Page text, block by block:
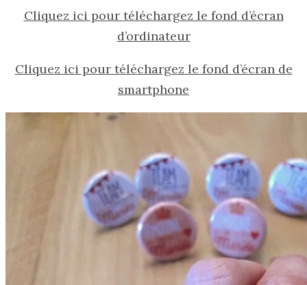
Cliquez ici pour téléchargez le fond d’écran
d’ordinateur
Cliquez ici pour téléchargez le fond d’écran de
smartphone